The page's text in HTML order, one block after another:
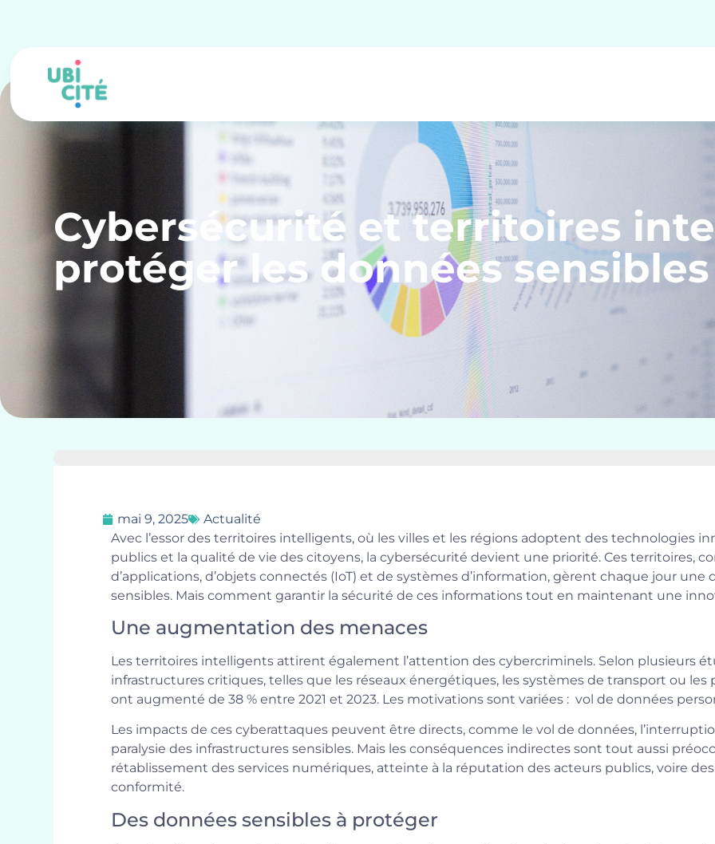
Cybersécurité et territoires
protéger les données sensibles
mai 9, 2025
Actualité
Avec l’essor des territoires intelligents, où les villes et les régions adoptent des technologies
publics et la qualité de vie des citoyens, la cybersécurité devient une priorité. Ces territoires,
d’applications, d’objets connectés (IoT) et de systèmes d’information, gèrent chaque jour
sensibles. Mais comment garantir la sécurité de ces informations tout en maintenant une
Une augmentation des menaces
Les territoires intelligents attirent également l’attention des cybercriminels. Selon plusieurs
infrastructures critiques, telles que les réseaux énergétiques, les systèmes de transport ou
ont augmenté de 38 % entre 2021 et 2023. Les motivations sont variées : vol de données
Les impacts de ces cyberattaques peuvent être directs, comme le vol de données,
paralysie des infrastructures sensibles. Mais les conséquences indirectes sont tout aussi
rétablissement des services numériques, atteinte à la réputation des acteurs publics, voire
conformité.
Des données sensibles à protéger